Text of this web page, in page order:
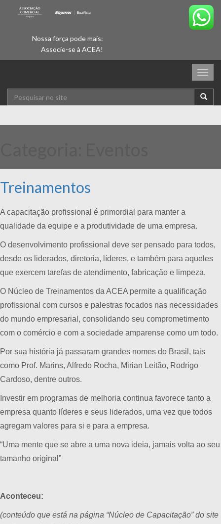
Nossa força pode mais:
Associe-se à ACEA!
Treinamentos
A capacitação profissional é primordial para manter a
qualidade da equipe e a produtividade de uma empresa.
O desenvolvimento profissional deve ser pensado para todos,
desde os liderados, diretoria, líderes, e também para aqueles
que exercem tarefas de atendimento, fabricação e limpeza.
O Núcleo de Treinamentos da ACEA permite a qualificação
profissional com cursos e palestras focados nas necessidades
do mundo empresarial, consolidando seu comprometimento
com o comércio e com a sociedade amparense como um todo.
Por sua história já passaram grandes nomes do Brasil, tais
como Prof. Marins, Alfredo Rocha, Mirian Leitão, Rodrigo
Cardoso, dentre outros.
Investir em programas de melhoria continua favorece tanto a
empresa quanto líderes e seus liderados, uma vez que todos
agregam valores para si e para a empresa.
“Uma mente que se abre a uma nova ideia, jamais volta ao seu
tamanho original”
Aconteceu:
(conteúdo que está na página “Núcleo de Capacitação” do site